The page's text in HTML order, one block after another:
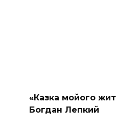
«Казка мойого
Богдан Лепкий